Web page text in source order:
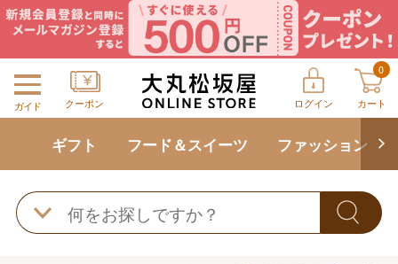
ガイド クーポン ログイン
0
カート
ギフト フード＆スイーツ ファッション